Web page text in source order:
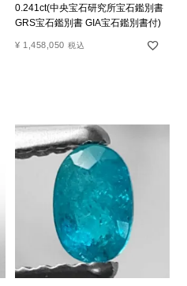
0.241ct(中央宝石研究所宝石鑑別書
GRS宝石鑑別書 GIA宝石鑑別書付)
¥ 1,458,050 税込